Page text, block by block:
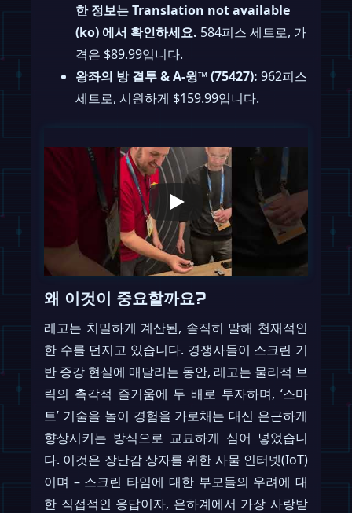
한 정보는 Translation not available
(ko) 에서 확인하세요. 584피스 세트로, 가
격은 $89.99입니다.
왕좌의 방 결투 & A-윙™ (75427): 962피스
세트로, 시원하게 $159.99입니다.
왜 이것이 중요할까요?
레고는 치밀하게 계산된, 솔직히 말해 천재적인
한 수를 던지고 있습니다. 경쟁사들이 스크린 기
반 증강 현실에 매달리는 동안, 레고는 물리적 브
릭의 촉각적 즐거움에 두 배로 투자하며, ‘스마
트’ 기술을 놀이 경험을 가로채는 대신 은근하게
향상시키는 방식으로 교묘하게 심어 넣었습니
다. 이것은 장난감 상자를 위한 사물 인터넷(IoT)
이며 – 스크린 타임에 대한 부모들의 우려에 대
한 직접적인 응답이자, 은하계에서 가장 사랑받